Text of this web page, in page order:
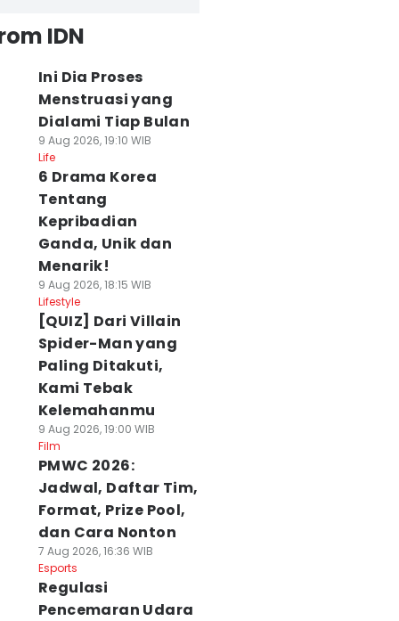
IDN
Ini Dia Proses
Menstruasi yang
Dialami Tiap Bulan
9 Aug 2026, 19:10 WIB
Life
6 Drama Korea
Tentang
Kepribadian
Ganda, Unik dan
Menarik!
9 Aug 2026, 18:15 WIB
Lifestyle
[QUIZ] Dari Villain
Spider-Man yang
Paling Ditakuti,
Kami Tebak
Kelemahanmu
9 Aug 2026, 19:00 WIB
Film
PMWC 2026:
Jadwal, Daftar Tim,
Format, Prize Pool,
dan Cara Nonton
7 Aug 2026, 16:36 WIB
Esports
Regulasi
Pencemaran Udara